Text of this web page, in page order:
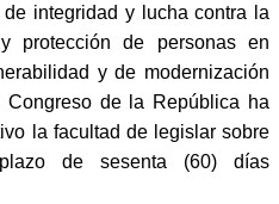
integridad y lucha contra la
protección de personas en
y de modernización
de la República ha
la facultad de legislar sobre
de sesenta (60) días